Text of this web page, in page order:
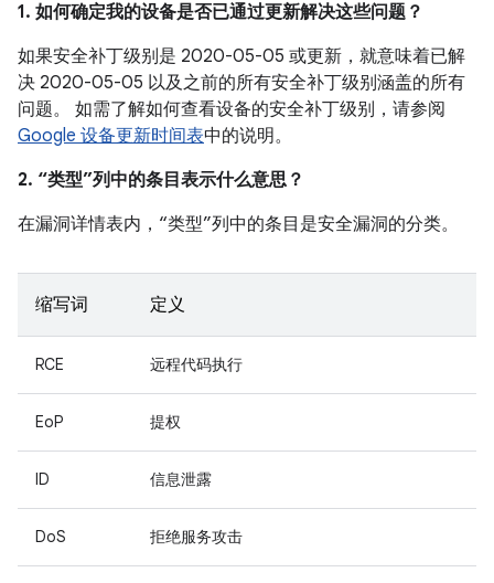
1. 如何确定我的设备是否已通过更新解决这些问题？
如果安全补丁级别是 2020-05-05 或更新，就意味着已解
决 2020-05-05 以及之前的所有安全补丁级别涵盖的所有
问题。 如需了解如何查看设备的安全补丁级别，请参阅
Google 设备更新时间表中的说明。
2. “类型”列中的条目表示什么意思？
在漏洞详情表内，“类型”列中的条目是安全漏洞的分类。
缩写词 定义
RCE 远程代码执行
EoP 提权
ID 信息泄露
DoS 拒绝服务攻击